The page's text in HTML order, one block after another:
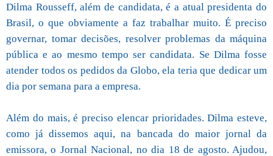
Dilma Rousseff, além de candidata, é a atual presidenta do
Brasil, o que obviamente a faz trabalhar muito. É preciso
governar, tomar decisões, resolver problemas da máquina
pública e ao mesmo tempo ser candidata. Se Dilma fosse
atender todos os pedidos da Globo, ela teria que dedicar um
dia por semana para a empresa.
Além do mais, é preciso elencar prioridades. Dilma esteve,
como já dissemos aqui, na bancada do maior jornal da
emissora, o Jornal Nacional, no dia 18 de agosto. Ajudou,